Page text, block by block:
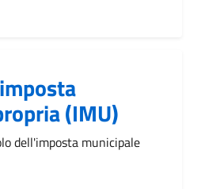
(IMU)
dell'imposta municipale